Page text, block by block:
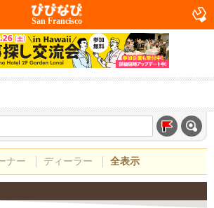
San Francisco
ナー ディーラー 全表示